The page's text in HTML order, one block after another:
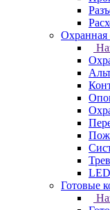
Охранная
Готовые